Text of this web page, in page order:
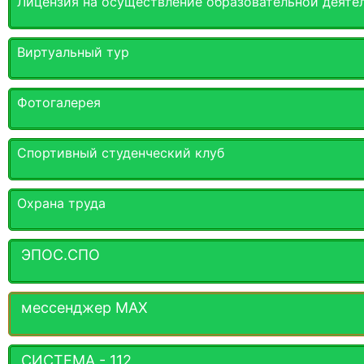
Виртуальный тур
Фотогалерея
Спортивный студенческий клуб
Охрана труда
ЭПОС.СПО
мессенджер MАХ